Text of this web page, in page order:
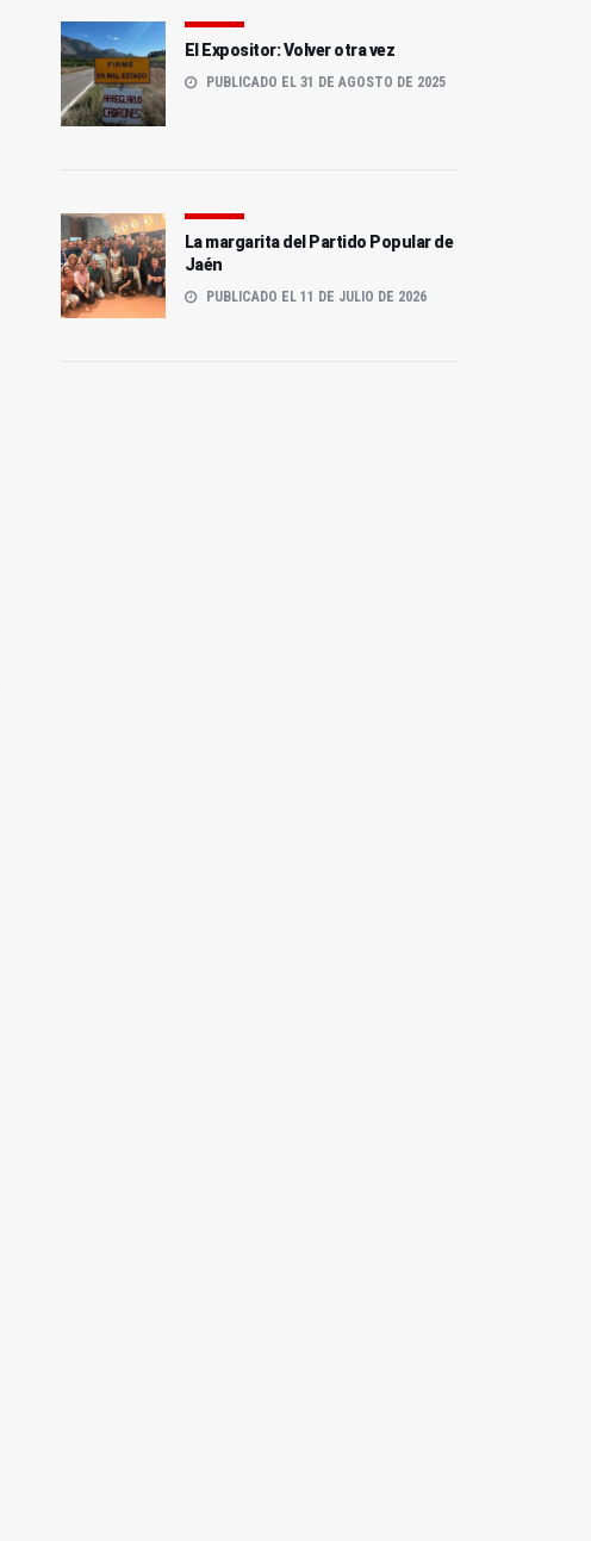
El Expositor: Volver otra vez
PUBLICADO EL 31 DE AGOSTO DE 2025
La margarita del Partido Popular de
Jaén
PUBLICADO EL 11 DE JULIO DE 2026